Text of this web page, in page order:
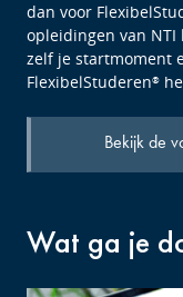
dan voor
opleidingen van NTI
zelf je startmoment
FlexibelStuderen®
Bekijk de
Wat ga je